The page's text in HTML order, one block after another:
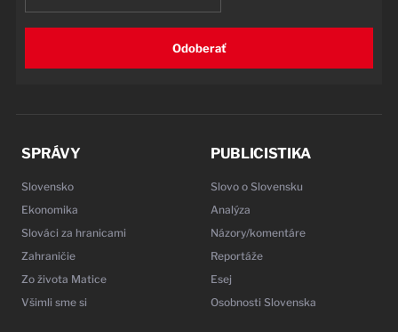
Odoberať
SPRÁVY
Slovensko
Ekonomika
Slováci za hranicami
Zahraničie
Zo života Matice
Všimli sme si
PUBLICISTIKA
Slovo o Slovensku
Analýza
Názory/komentáre
Reportáže
Esej
Osobnosti Slovenska